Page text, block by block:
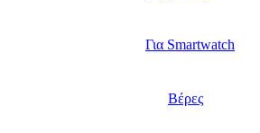
Για Smartwatch
Βέρες